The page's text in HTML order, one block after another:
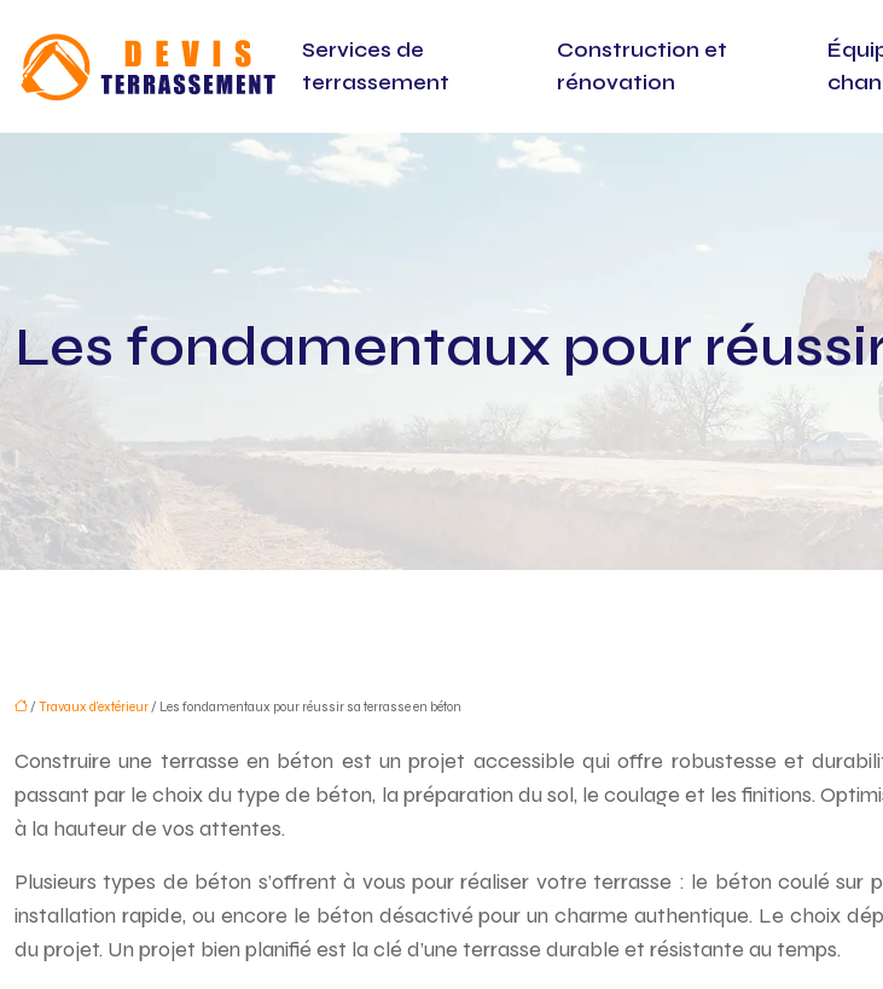
Services de
terrassement
Construction et
rénovation
Les fondamentaux pour
/ Travaux d'extérieur/ Les fondamentaux pour réussir sa terrasse en béton
Construire une terrasse en béton est un projet accessible qui offre robustesse et
passant par le choix du type de béton, la préparation du sol, le coulage et les finitions.
à la hauteur de vos attentes.
Plusieurs types de béton s’offrent à vous pour réaliser votre terrasse : le béton coulé sur
installation rapide, ou encore le béton désactivé pour un charme authentique. Le choix
du projet. Un projet bien planifié est la clé d’une terrasse durable et résistante au temps.